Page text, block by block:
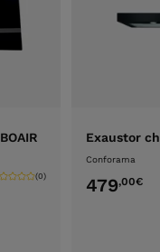
(0)
Exaustor
Conforama
479,00€